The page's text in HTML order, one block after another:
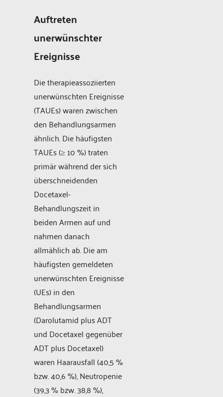
Auftreten
unerwünschter
Ereignisse
Die therapieassoziierten
unerwünschten Ereignisse
(TAUEs) waren zwischen
den Behandlungsarmen
ähnlich. Die häufigsten
TAUEs (≥ 10 %) traten
primär während der sich
überschneidenden
Docetaxel-
Behandlungszeit in
beiden Armen auf und
nahmen danach
allmählich ab. Die am
häufigsten gemeldeten
unerwünschten Ereignisse
(UEs) in den
Behandlungsarmen
(Darolutamid plus ADT
und Docetaxel gegenüber
ADT plus Docetaxel)
waren Haarausfall (40,5 %
bzw. 40,6 %), Neutropenie
(39,3 % bzw. 38,8 %),